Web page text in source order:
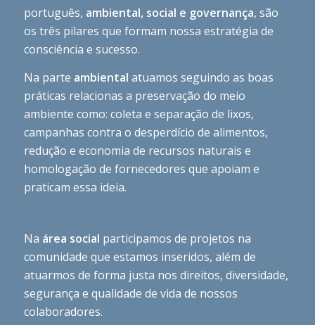
português, ambiental, social e governança, são
os três pilares que formam nossa estratégia de
consciência e sucesso.
Na parte ambiental atuamos seguindo as boas
práticas relacionas a preservação do meio
ambiente como: coleta e separação de lixos,
campanhas contra o desperdício de alimentos,
redução e economia de recursos naturais e
homologação de fornecedores que apoiam e
praticam essa ideia.
Na área social participamos de projetos na
comunidade que estamos inseridos, além de
atuarmos de forma justa nos direitos, diversidade,
segurança e qualidade de vida de nossos
colaboradores.